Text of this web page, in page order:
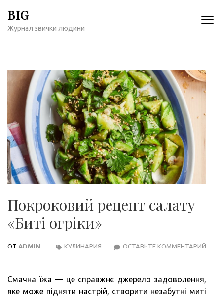
содержимому
BIG
Журнал звички людини
Покроковий рецепт салату
«Биті огріки»
ОТ ADMIN ОСТАВЬТЕ КОММЕНТАРИЙ
КУЛИНАРИЯ
Смачна їжа — це справжнє джерело задоволення,
яке може підняти настрій, створити незабутні миті